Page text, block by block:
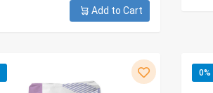
Add to Cart
0%